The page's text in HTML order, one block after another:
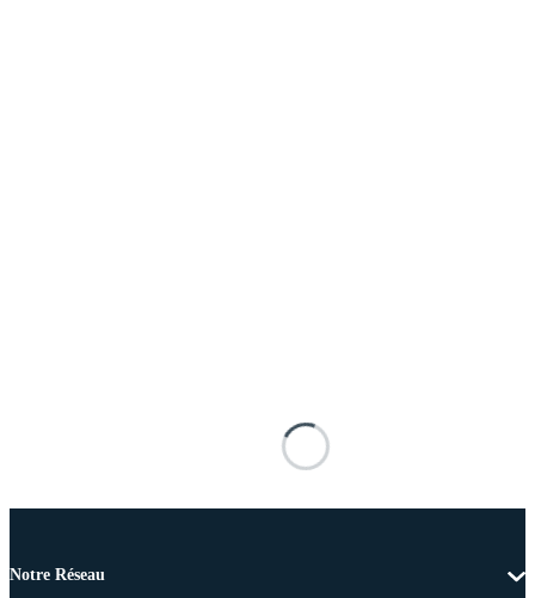
Notre Réseau